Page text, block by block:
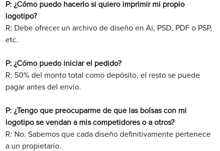
P: ¿Cómo puedo hacerlo si quiero imprimir mi propio
logotipo?
R: Debe ofrecer un archivo de diseño en Ai, PSD, PDF o PSP,
etc.
P: ¿Cómo puedo iniciar el pedido?
R: 50% del monto total como depósito, el resto se puede
pagar antes del envío.
P: ¿Tengo que preocuparme de que las bolsas con mi
logotipo se vendan a mis competidores o a otros?
R: No. Sabemos que cada diseño definitivamente pertenece
a un propietario.